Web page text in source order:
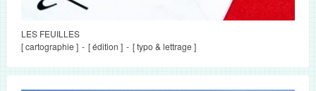
LES FEUILLES
[ cartographie ]
[ édition ] [ typo & lettrage ]